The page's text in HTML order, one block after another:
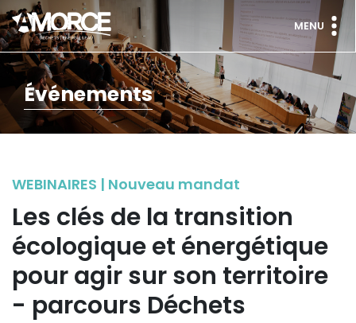
MENU
Événements
WEBINAIRES | Nouveau mandat
Les clés de la transition
écologique et énergétique
pour agir sur son territoire
- parcours Déchets